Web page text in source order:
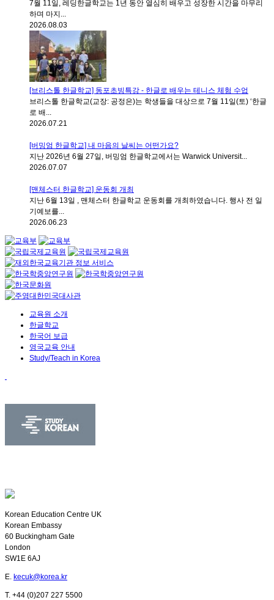
7월 11일, 레딩한글학교는 1년 동안 열심히 배우고 성장한 시간을 마무리
하며 마지...
2026.08.03
[브리스톨 한글학교] 동포초빙특강 - 한글로 배우는 테니스 체험 수업
브리스톨 한글학교(교장: 공정은)는 학생들을 대상으로 7월 11일(토) ‘한글
로 배...
2026.07.21
[버밍엄 한글학교] 내 마음의 날씨는 어떤가요?
지난 2026년 6월 27일, 버밍엄 한글학교에서는 Warwick Universit...
2026.07.07
[맨체스터 한글학교] 운동회 개최
지난 6월 13일 , 맨체스터 한글학교 운동회를 개최하였습니다. 행사 전 일
기예보를...
2026.06.23
교육원 소개
한글학교
한국어 보급
영국교육 안내
Study/Teach in Korea
Korean Education Centre UK
Korean Embassy
60 Buckingham Gate
London
SW1E 6AJ
E. kecuk@korea.kr
T. +44 (0)207 227 5500